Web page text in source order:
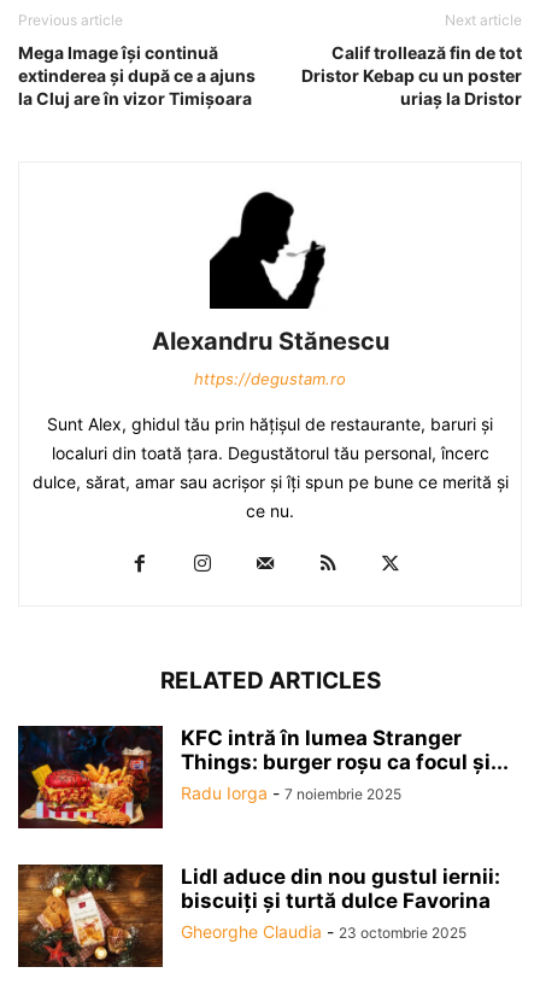
Previous article
Mega Image îşi continuă
extinderea şi după ce a ajuns
la Cluj are în vizor Timişoara
Next article
Calif trollează fin de tot
Dristor Kebap cu un poster
uriaş la Dristor
Alexandru Stănescu
https://degustam.ro
Sunt Alex, ghidul tău prin hăţişul de restaurante, baruri şi
localuri din toată ţara. Degustătorul tău personal, încerc
dulce, sărat, amar sau acrişor şi îţi spun pe bune ce merită şi
ce nu.
RELATED ARTICLES
KFC intră în lumea Stranger
Things: burger roșu ca focul și...
Radu Iorga - 7 noiembrie 2025
Lidl aduce din nou gustul iernii:
biscuiți și turtă dulce Favorina
Gheorghe Claudia - 23 octombrie 2025